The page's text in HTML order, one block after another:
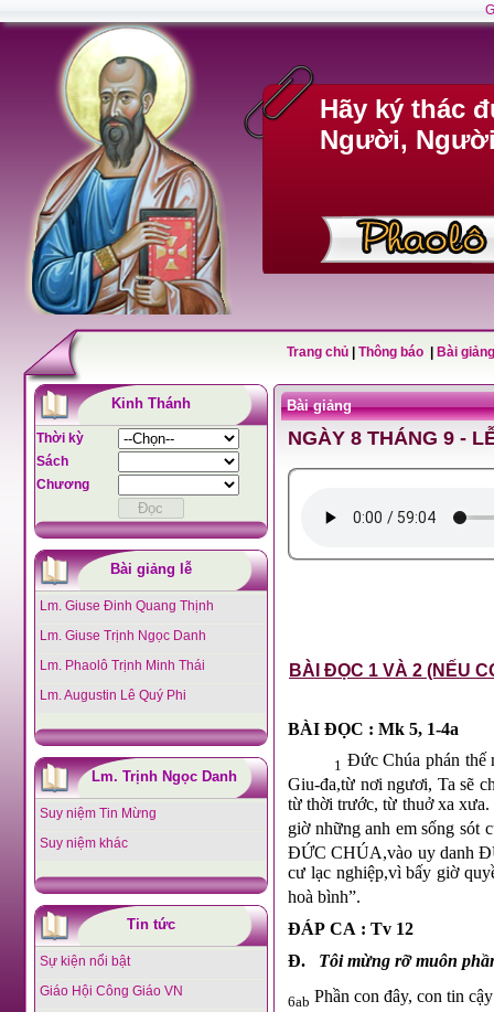
Hãy ký thác
Người,
Trang chủ Thông báo Bài
Kinh Thánh
Thời kỳ
Sách
Chương
Bài giảng lễ
Lm. Giuse Đinh Quang Thịnh
Lm. Giuse Trịnh Ngọc Danh
Lm. Phaolô Trịnh Minh Thái
Lm. Augustin Lê Quý Phi
Lm. Trịnh Ngọc Danh
Suy niệm Tin Mừng
Suy niệm khác
Tin tức
Sự kiện nổi bật
Giáo Hội Công Giáo VN
Bài giảng
NGÀY 8 THÁNG 9 -
BÀI ĐỌC 1 VÀ 2 (NẾU
BÀI ĐỌC : Mk 5, 1-4a
1 Đức Chúa phán thế
Giu-đa,từ nơi ngươi, Ta sẽ
từ thời trước, từ thuở xa xưa.
giờ những anh em sống sót
ĐỨC CHÚA,vào uy danh
cư lạc nghiệp,vì bấy giờ
hoà bình”.
ĐÁP CA : Tv 12
Đ.
Tôi mừng rỡ muôn
6ab Phần con đây, con tin